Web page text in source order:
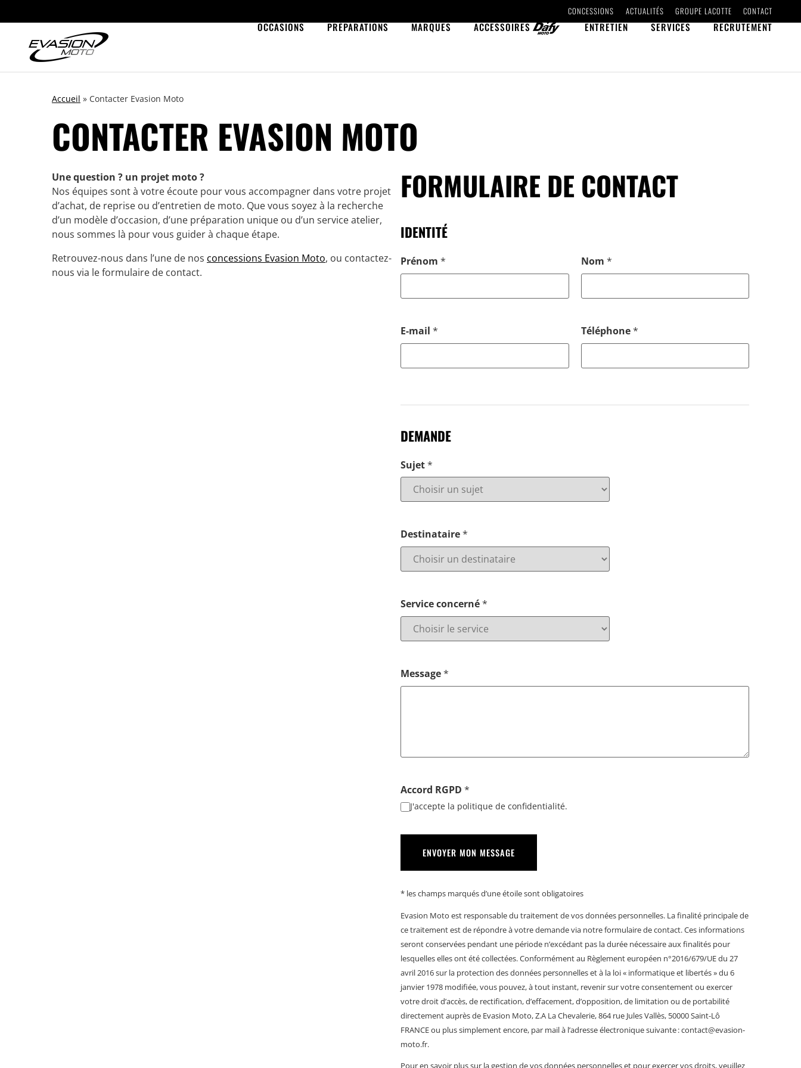
CONCESSIONS ACTUALITÉS GROUPE LACOTTE CONTACT
OCCASIONS PRÉPARATIONS MARQUES ACCESSOIRES ENTRETIEN SERVICES RECRUTEMENT
Accueil » Contacter Evasion Moto
CONTACTER EVASION MOTO
Une question ? un projet moto ?
Nos équipes sont à votre écoute pour vous accompagner dans votre projet
d’achat, de reprise ou d’entretien de moto. Que vous soyez à la recherche
d’un modèle d’occasion, d’une préparation unique ou d’un service atelier,
nous sommes là pour vous guider à chaque étape.
Retrouvez-nous dans l’une de nos concessions Evasion Moto, ou contactez-
nous via le formulaire de contact.
FORMULAIRE DE CONTACT
IDENTITÉ
Prénom * Nom *
E-mail * Téléphone*
DEMANDE
Sujet*
Destinataire*
Service concerné*
Message*
Accord RGPD *
J'accepte la politique de confidentialité.
ENVOYER MON MESSAGE
* les champs marqués d’une étoile sont obligatoires
Evasion Moto est responsable du traitement de vos données personnelles. La finalité principale de
ce traitement est de répondre à votre demande via notre formulaire de contact. Ces informations
seront conservées pendant une période n’excédant pas la durée nécessaire aux finalités pour
lesquelles elles ont été collectées. Conformément au Règlement européen n°2016/679/UE du 27
avril 2016 sur la protection des données personnelles et à la loi « informatique et libertés » du 6
janvier 1978 modifiée, vous pouvez, à tout instant, revenir sur votre consentement ou exercer
votre droit d’accès, de rectification, d’effacement, d’opposition, de limitation ou de portabilité
directement auprès de Evasion Moto, Z.A La Chevalerie, 864 rue Jules Vallès, 50000 Saint-Lô
FRANCE ou plus simplement encore, par mail à l’adresse électronique suivante : contact@evasion-
moto.fr.